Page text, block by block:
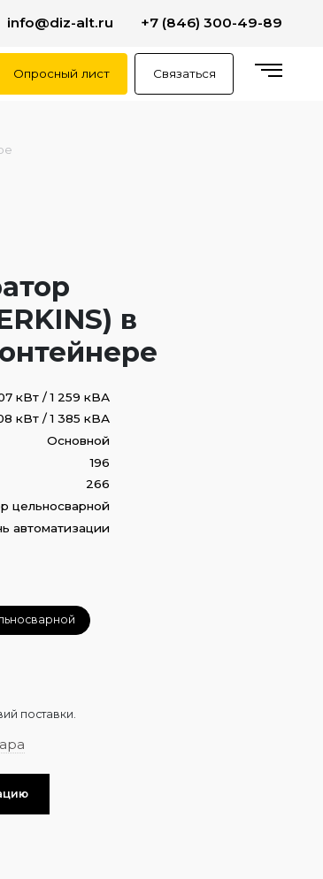
info@diz-alt.ru +7 (846) 300-49-89
Опросный лист Связаться
в
кВт / 1 259 кВА
кВт / 1 385 кВА
Основной
196
266
цельносварной
автоматизации
поставки.